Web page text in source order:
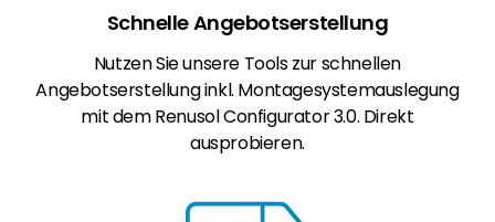
Schnelle Angebotserstellung
Nutzen Sie unsere Tools zur schnellen
Angebotserstellung inkl. Montagesystemauslegung
mit dem Renusol Configurator 3.0. Direkt
ausprobieren.